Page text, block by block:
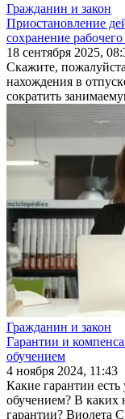
Гражданин и закон
Приостановление
сохранение рабочего
18 сентября 2025,
Скажите,
нахождения в
сократить
Гражданин и закон
Гарантии и
обучением
4 ноября 2024, 11:43
Какие гарантии
обучением? В каких
гарантии? Виолета